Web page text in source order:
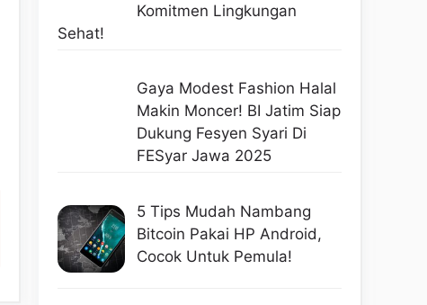
Komitmen Lingkungan
Sehat!
Gaya Modest Fashion Halal
Makin Moncer! BI Jatim Siap
Dukung Fesyen Syari Di
FESyar Jawa 2025
5 Tips Mudah Nambang
Bitcoin Pakai HP Android,
Cocok Untuk Pemula!